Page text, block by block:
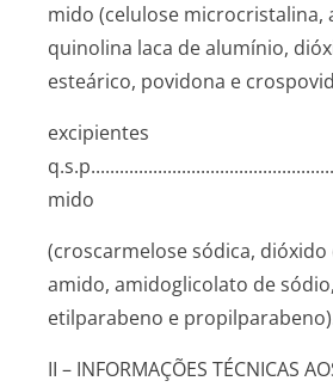
mido (celulose microcristalina,
quinolina laca de alumínio,
esteárico, povidona e
excipientes
mido
(croscarmelose sódica,
amido, amidoglicolato de
etilparabeno e
II – INFORMAÇÕES TÉCNICAS